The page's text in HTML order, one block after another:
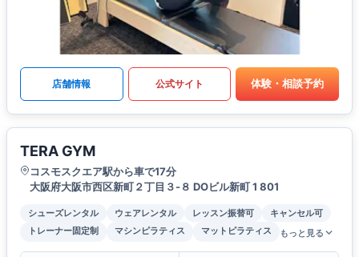
店舗情報 公式サイト 体験・相談予約
TERA GYM
コスモスクエア駅から車で17分
大阪府大阪市西区新町２丁目３-８ DOビル新町 1 801
シューズレンタル ウェアレンタル レッスン振替可
キャンセル可
トレーナー固定制
マシンピラティス マットピラティス もっと見る